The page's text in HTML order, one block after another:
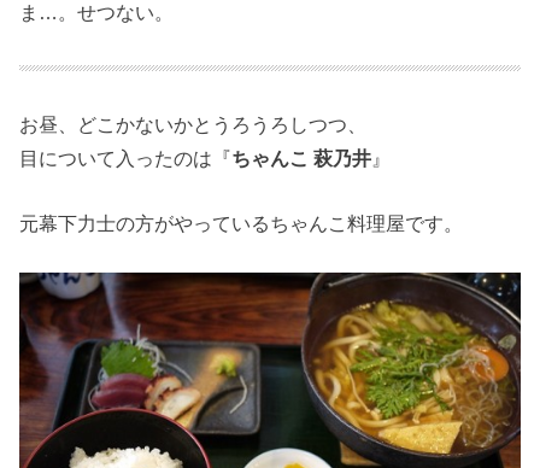
ま…。せつない。
お昼、どこかないかとうろうろしつつ、
目について入ったのは『ちゃんこ 萩乃井 』
元幕下力士の方がやっているちゃんこ料理屋です。